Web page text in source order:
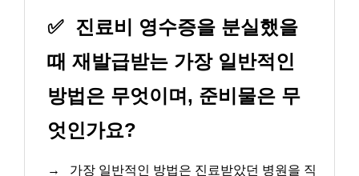
✅ 진료비 영수증을 분실했을
때 재발급받는 가장 일반적인
방법은 무엇이며, 준비물은 무
엇인가요?
→
가장 일반적인 방법은 진료받았던 병원을 직